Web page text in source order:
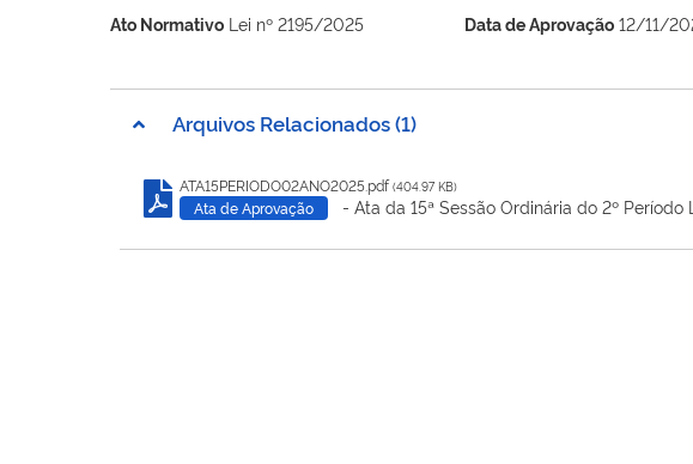
Ato Normativo Lei nº 2195/2025 Data de Aprovação 12/11/
Arquivos Relacionados (1)
ATA15PERIODO02ANO2025.pdf(404.97 KB)
Ata de Aprovação - Ata da 15ª Sessão Ordinária do 2º